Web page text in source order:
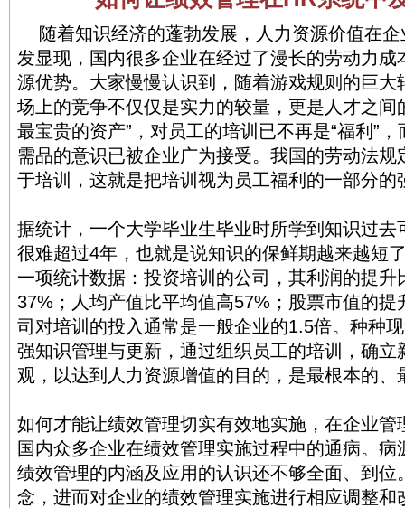
随着知识经济的蓬勃发展，人力资源价值在
发显现，国内很多企业在经过了漫长的劳动力
源优势。大家慢慢认识到，随着游戏规则的巨大
场上的竞争不仅仅是实力的较量，更是人才之间
最宝贵的资产”，对员工的培训已不再是“福利”
需品的意识已被企业广为接受。我国的劳动法
于培训，这就是把培训视为员工福利的一部分的
据统计，一个大学毕业生毕业时所学到知识过去
很难超过4年，也就是说知识的保鲜期越来越短
一项统计数据：投资培训的公司，其利润的提升
37%；人均产值比平均值高57%；股票市值的
司对培训的投入通常是一般企业的1.5倍。种种
强知识管理与更新，通过组织员工的培训，确立
观，以达到人力资源增值的目的，是最根本的、
如何才能让绩效管理切实有效地实施，在企业管
国内众多企业在绩效管理实施过程中的通病。
绩效管理的内涵及应用的认识还不够全面、到位
念，进而对企业的绩效管理实施进行相应调整和